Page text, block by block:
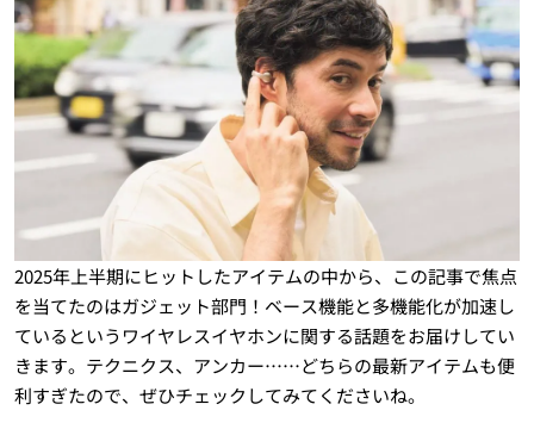
2025年上半期にヒットしたアイテムの中から、この記事で焦点
を当てたのはガジェット部門！ベース機能と多機能化が加速し
ているというワイヤレスイヤホンに関する話題をお届けしてい
きます。テクニクス、アンカー……どちらの最新アイテムも便
利すぎたので、ぜひチェックしてみてくださいね。